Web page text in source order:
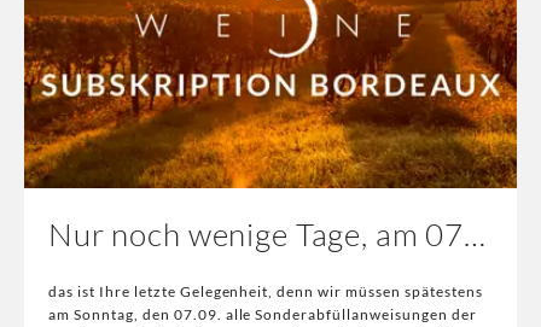
Nur noch wenige Tage, am 07.09. ist Ende!
das ist Ihre letzte Gelegenheit, denn wir müssen spätestens
am Sonntag, den 07.09. alle Sonderabfüllanweisungen der